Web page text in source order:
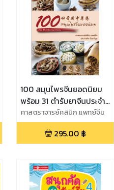
100 สมุนไพรจีนยอดนิยม
พร้อม 31 ตำรับยาจีนประจำ
บ้าน
ศาสตราจารย์คลินิก แพทย์จีน
นพ.ภาสกิจ วัณนาวิบูล
295.00 ฿